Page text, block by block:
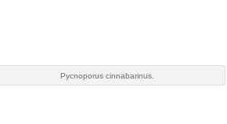
Pycnoporus cinnabarinus.